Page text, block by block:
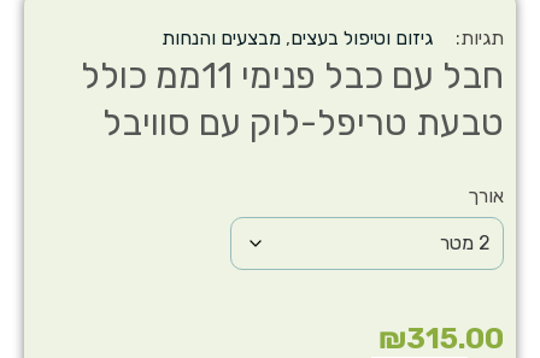
חבל עם כבל פנימי 11ממ כולל
טבעת טריפל-לוק עם סוויבל
אורך
₪315.00
תגיות: גיזום וטיפול בעצים, מבצעים והנחות